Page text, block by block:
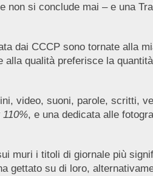
si conclude mai – e una
dai CCCP sono tornate alla
qualità preferisce la
video, suoni, parole, scritti,
, e una dedicata alle
muri i titoli di giornale più
gettato su di loro,